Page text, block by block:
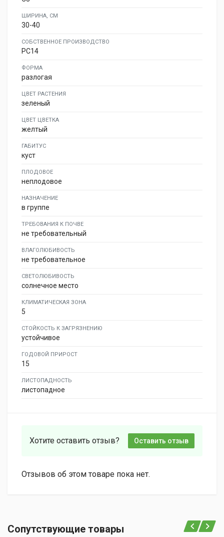
ШИРИНА, СМ
30-40
СОБСТВЕННОЕ ПРОИЗВОДСТВО
PC14
ФОРМА
разлогая
ЦВЕТ РАСТЕНИЯ
зеленый
ЦВЕТ ЦВЕТКА
желтый
ГАБИТУС
куст
ПЛОДОВОЕ
неплодовое
НАЗНАЧЕНИЕ
в группе
ТРЕБОВАНИЯ К ПОЧВЕ
не требовательный
ВЛАГОЛЮБИВОСТЬ
не требовательное
СВЕТОЛЮБИВОСТЬ
солнечное место
КЛИМАТИЧЕСКАЯ ЗОНА
5
СТОЙКОСТЬ К ЗАГРЯЗНЕНИЮ
устойчивое
ГОДОВОЙ ПРИРОСТ
15
ЛИСТОПАДНОСТЬ
листопадное
Хотите оставить отзыв? Оставить отзыв
Отзывов об этом товаре пока нет.
Сопутствующие товары